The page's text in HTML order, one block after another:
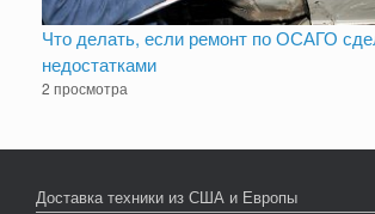
Что делать, если ремонт по ОСАГО
недостатками
2 просмотра
Доставка техники из США и Европы